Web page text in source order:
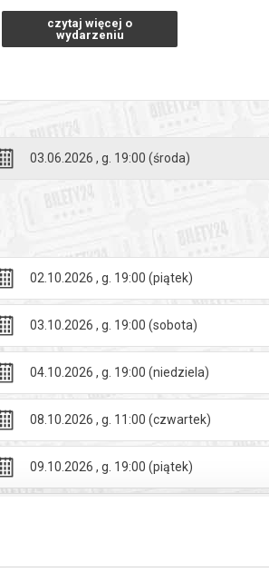
wersja sztuki Pörtnera nosiła tytuł
Przekład:Elżbieta Woźniak
Grają:Barbara Lauks, Beata Ziejka, Jakub
27 marca 1999 r.
*******
Bezpieczne zakupy w Bilety24. W przypadku
czytaj więcej o
wydarzeniu
03.06.2026 , g. 19:00 (środa)
02.10.2026 , g. 19:00 (piątek)
03.10.2026 , g. 19:00 (sobota)
04.10.2026 , g. 19:00 (niedziela)
08.10.2026 , g. 11:00 (czwartek)
09.10.2026 , g. 19:00 (piątek)